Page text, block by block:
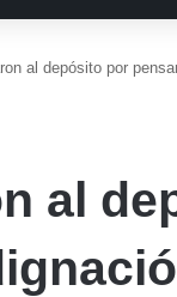
al depósito por
al